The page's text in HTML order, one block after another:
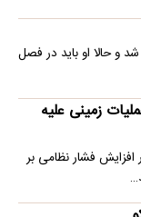
و حالا او باید در فصل
زمینی علیه
افزایش فشار نظامی بر